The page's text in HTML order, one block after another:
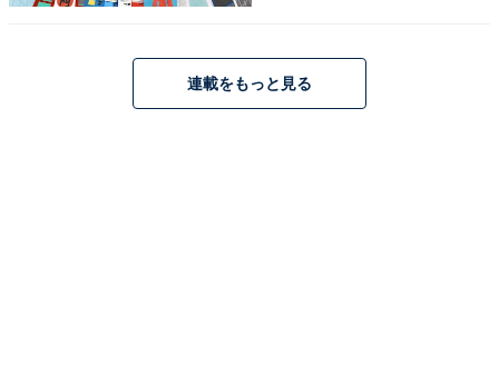
連載をもっと見る